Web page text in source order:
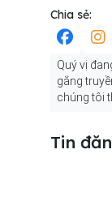
Chia sẻ:
Quý vị
gắng
chúng tôi
Tin